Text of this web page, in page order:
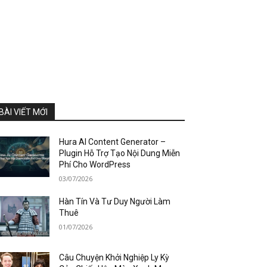
VIẾT MỚI
Hura AI Content Generator –
Plugin Hỗ Trợ Tạo Nội Dung Miễn
Phí Cho WordPress
03/07/2026
Hàn Tín Và Tư Duy Người Làm
Thuê
01/07/2026
Câu Chuyện Khởi Nghiệp Ly Kỳ